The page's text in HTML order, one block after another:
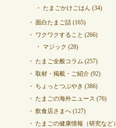
たまごかけごはん (34)
面白たまご話(165)
ワクワクすること (266)
マジック (28)
たまご全般コラム (257)
取材・掲載・ご紹介(92)
ちょっとつぶやき (386)
たまごの海外ニュース (76)
飲食店さまへ(127)
たまごの健康情報（研究など）